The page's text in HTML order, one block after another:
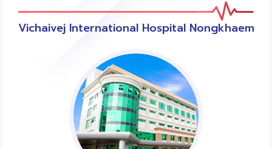
Vichaivej International Hospital Nongkhaem